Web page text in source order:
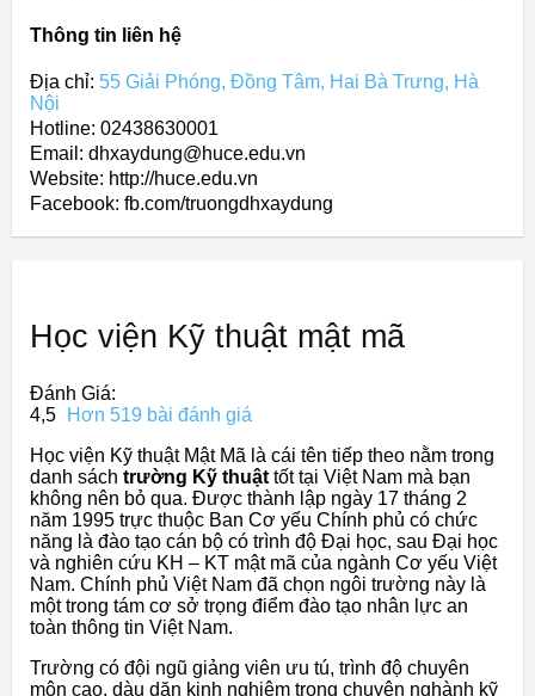
Thông tin liên hệ
Địa chỉ: 55 Giải Phóng, Đồng Tâm, Hai Bà Trưng, Hà
Nội
Hotline: 02438630001
Email: dhxaydung@huce.edu.vn
Website: http://huce.edu.vn
Facebook: fb.com/truongdhxaydung
Học viện Kỹ thuật mật mã
Đánh Giá:
4,5
Hơn 519 bài đánh giá
Học viện Kỹ thuật Mật Mã là cái tên tiếp theo nằm trong
danh sách trường Kỹ thuật tốt tại Việt Nam mà bạn
không nên bỏ qua. Được thành lập ngày 17 tháng 2
năm 1995 trực thuộc Ban Cơ yếu Chính phủ có chức
năng là đào tạo cán bộ có trình độ Đại học, sau Đại học
và nghiên cứu KH – KT mật mã của ngành Cơ yếu Việt
Nam. Chính phủ Việt Nam đã chọn ngôi trường này là
một trong tám cơ sở trọng điểm đào tạo nhân lực an
toàn thông tin Việt Nam.
Trường có đội ngũ giảng viên ưu tú, trình độ chuyên
môn cao, dàu dặn kinh nghiệm trong chuyên nghành kỹ